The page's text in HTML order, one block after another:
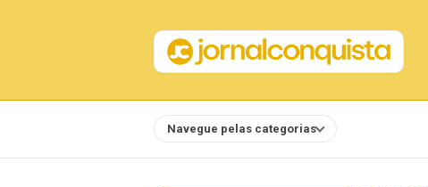
Navegue pelas categorias